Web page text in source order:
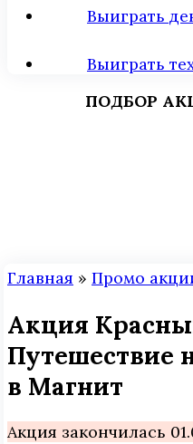
Выиграть
Выиграть
ПОДБОР
Главная » Промо
Акция
Путешествие
в Магнит
Акция закончилась